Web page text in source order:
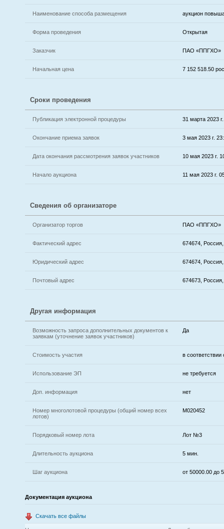
Наименование способа размещения аукцион
Форма проведения Открытая
Заказчик ПАО «ППГХО»
Начальная цена 7 152 518.50
Сроки проведения
Публикация электронной процедуры 31 марта 2023 г.
Окончание приема заявок 3 мая 2023 г.
Дата окончания рассмотрения заявок участников 10 мая 2023 г.
Начало аукциона 11 мая 2023 г.
Сведения об организаторе
Организатор торгов ПАО «ППГХО»
Фактический адрес 674674,
Юридический адрес 674674,
Почтовый адрес 674673,
Другая информация
Возможность запроса дополнительных документов к
заявкам (уточнение заявок участников)
Да
Стоимость участия в
Использование ЭП не требуется
Доп. информация нет
Номер многолотовой процедуры (общий номер всех
лотов)
M020452
Порядковый номер лота Лот №3
Длительность аукциона 5 мин.
Шаг аукциона от 50000.00 до
Документация аукциона
Скачать все файлы